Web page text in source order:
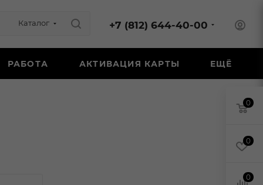
Каталог +7 (812) 644-40-00
РАБОТА АКТИВАЦИЯ КАРТЫ ЕЩЁ
0
0
0